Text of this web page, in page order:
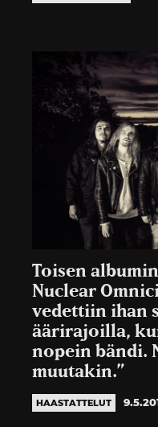
Toisen
Nuclear
vedettiin ihan
äärirajoilla,
nopein bändi.
muutakin.”
HAASTATTELUT